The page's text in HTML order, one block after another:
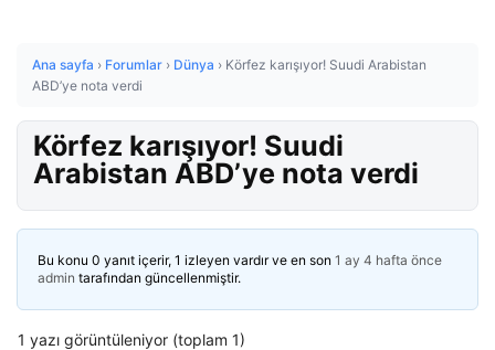
Ana sayfa › Forumlar › Dünya › Körfez karışıyor! Suudi Arabistan
ABD’ye nota verdi
Körfez karışıyor! Suudi
Arabistan ABD’ye nota verdi
Bu konu 0 yanıt içerir, 1 izleyen vardır ve en son 1 ay 4 hafta önce
admin tarafından güncellenmiştir.
1 yazı görüntüleniyor (toplam 1)